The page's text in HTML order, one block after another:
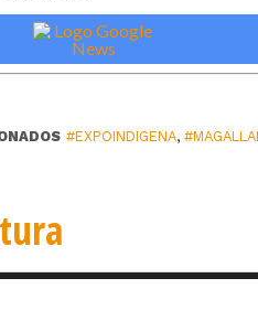
#EXPOINDIGENA,